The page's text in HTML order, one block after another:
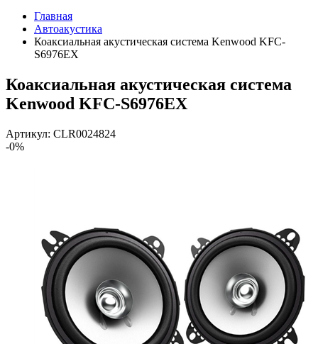
Главная
Автоакустика
Коаксиальная акустическая система Kenwood KFC-
S6976EX
Коаксиальная акустическая система
Kenwood KFC-S6976EX
Артикул: CLR0024824
-0%